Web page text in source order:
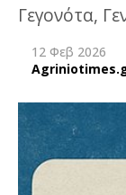
Γεγονότα,
12 Φεβ 2026